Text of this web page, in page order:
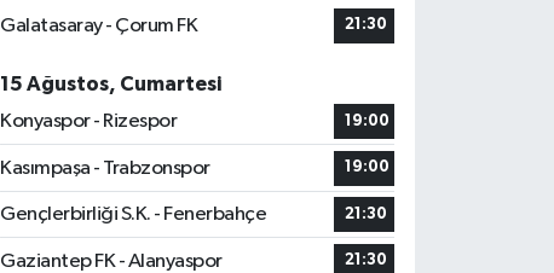
Galatasaray - Çorum FK
21:30
15 Ağustos, Cumartesi
Konyaspor - Rizespor
19:00
Kasımpaşa - Trabzonspor 19:00
Gençlerbirliği S.K. - Fenerbahçe 21:30
Gaziantep FK - Alanyaspor 21:30